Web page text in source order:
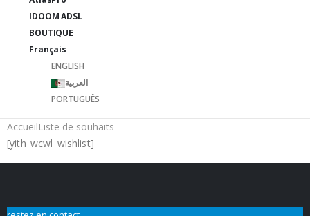
IDOOM ADSL
BOUTIQUE
Français
ENGLISH
العربية
PORTUGUÊS
AccueilListe de souhaits
[yith_wcwl_wishlist]